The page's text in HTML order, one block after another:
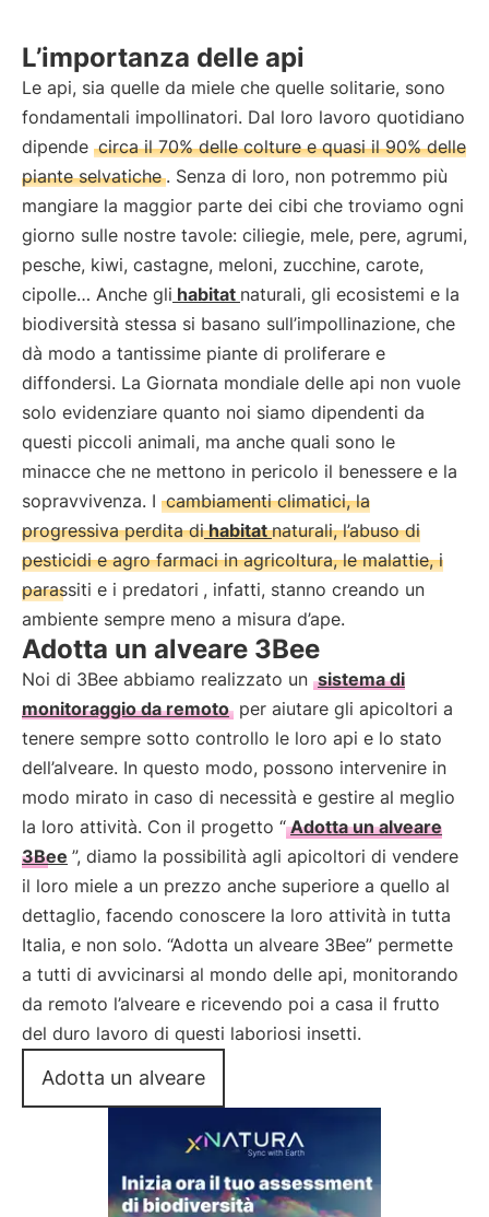
L’importanza delle api
Le api, sia quelle da miele che quelle solitarie, sono
fondamentali impollinatori. Dal loro lavoro quotidiano
dipende circa il 70% delle colture e quasi il 90% delle
piante selvatiche . Senza di loro, non potremmo più
mangiare la maggior parte dei cibi che troviamo ogni
giorno sulle nostre tavole: ciliegie, mele, pere, agrumi,
pesche, kiwi, castagne, meloni, zucchine, carote,
cipolle… Anche gli habitat naturali, gli ecosistemi e la
biodiversità stessa si basano sull’impollinazione, che
dà modo a tantissime piante di proliferare e
diffondersi. La Giornata mondiale delle api non vuole
solo evidenziare quanto noi siamo dipendenti da
questi piccoli animali, ma anche quali sono le
minacce che ne mettono in pericolo il benessere e la
sopravvivenza. I cambiamenti climatici, la
progressiva perdita dihabitatnaturali, l’abuso di
pesticidi e agro farmaci in agricoltura, le malattie, i
parassiti e i predatori , infatti, stanno creando un
ambiente sempre meno a misura d’ape.
Adotta un alveare 3Bee
Noi di 3Bee abbiamo realizzato un sistema di
monitoraggio da remoto per aiutare gli apicoltori a
tenere sempre sotto controllo le loro api e lo stato
dell’alveare. In questo modo, possono intervenire in
modo mirato in caso di necessità e gestire al meglio
la loro attività. Con il progetto “ Adotta un alveare
3Bee ”, diamo la possibilità agli apicoltori di vendere
il loro miele a un prezzo anche superiore a quello al
dettaglio, facendo conoscere la loro attività in tutta
Italia, e non solo. “Adotta un alveare 3Bee” permette
a tutti di avvicinarsi al mondo delle api, monitorando
da remoto l’alveare e ricevendo poi a casa il frutto
del duro lavoro di questi laboriosi insetti.
Adotta un alveare